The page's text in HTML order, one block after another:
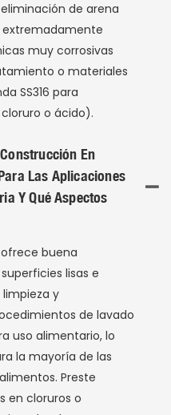
de arena
extremadamente
muy corrosivas
o materiales
SS316 para
o ácido).
En
Las Aplicaciones
Y Qué Aspectos
ofrece buena
lisas e
y
de lavado
uso alimentario, lo
la mayoría de las
Preste
en cloruros o